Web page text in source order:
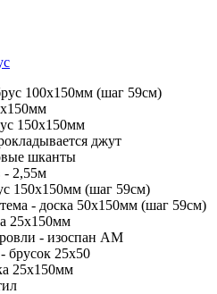
100х150мм (шаг 59см)
150х150мм
джут
шканты
- 2,55м
150х150мм (шаг 59см)
- доска 50х150мм (шаг 59см)
25х150мм
- изоспан АМ
брусок 25х50
25х150мм